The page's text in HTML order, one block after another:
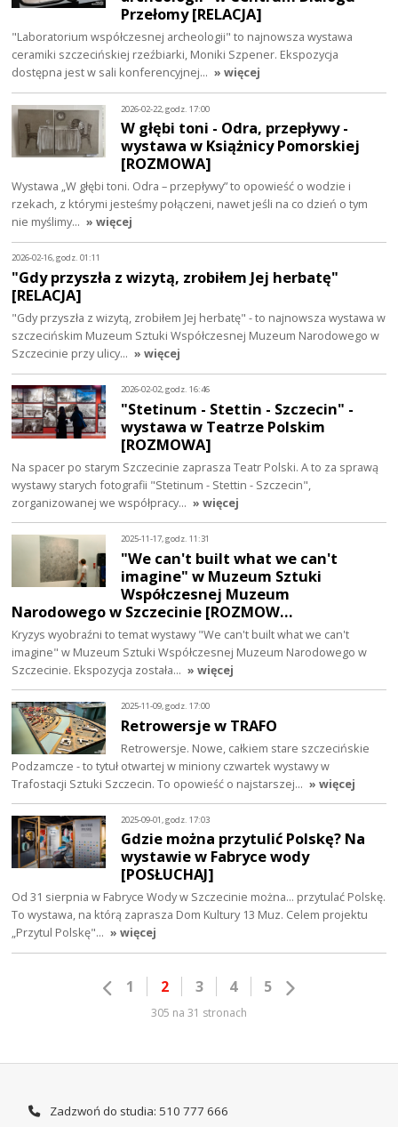
Przełomy [RELACJA]
"Laboratorium współczesnej archeologii" to najnowsza wystawa
ceramiki szczecińskiej rzeźbiarki, Moniki Szpener. Ekspozycja
dostępna jest w sali konferencyjnej… » więcej
2026-02-22, godz. 17:00
W głębi toni - Odra, przepływy -
wystawa w Książnicy Pomorskiej
[ROZMOWA]
Wystawa „W głębi toni. Odra – przepływy” to opowieść o wodzie i
rzekach, z którymi jesteśmy połączeni, nawet jeśli na co dzień o tym
nie myślimy… » więcej
2026-02-16, godz. 01:11
"Gdy przyszła z wizytą, zrobiłem Jej herbatę"
[RELACJA]
"Gdy przyszła z wizytą, zrobiłem Jej herbatę" - to najnowsza wystawa w
szczecińskim Muzeum Sztuki Współczesnej Muzeum Narodowego w
Szczecinie przy ulicy… » więcej
2026-02-02, godz. 16:46
"Stetinum - Stettin - Szczecin" -
wystawa w Teatrze Polskim
[ROZMOWA]
Na spacer po starym Szczecinie zaprasza Teatr Polski. A to za sprawą
wystawy starych fotografii "Stetinum - Stettin - Szczecin",
zorganizowanej we współpracy… » więcej
2025-11-17, godz. 11:31
"We can't built what we can't
imagine" w Muzeum Sztuki
Współczesnej Muzeum
Narodowego w Szczecinie [ROZMOW…
Kryzys wyobraźni to temat wystawy "We can't built what we can't
imagine" w Muzeum Sztuki Współczesnej Muzeum Narodowego w
Szczecinie. Ekspozycja została… » więcej
2025-11-09, godz. 17:00
Retrowersje w TRAFO
Retrowersje. Nowe, całkiem stare szczecińskie
Podzamcze - to tytuł otwartej w miniony czwartek wystawy w
Trafostacji Sztuki Szczecin. To opowieść o najstarszej… » więcej
2025-09-01, godz. 17:03
Gdzie można przytulić Polskę? Na
wystawie w Fabryce wody
[POSŁUCHAJ]
Od 31 sierpnia w Fabryce Wody w Szczecinie można... przytulać Polskę.
To wystawa, na którą zaprasza Dom Kultury 13 Muz. Celem projektu
„Przytul Polskę"… » więcej
1 2 3 4 5
305 na 31 stronach
Zadzwoń do studia: 510 777 666